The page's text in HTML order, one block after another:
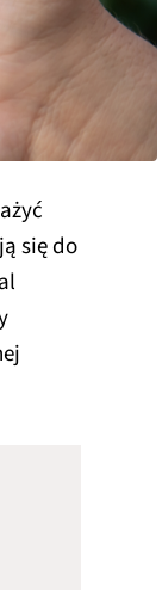
się do